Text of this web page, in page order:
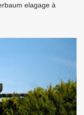
elagage à